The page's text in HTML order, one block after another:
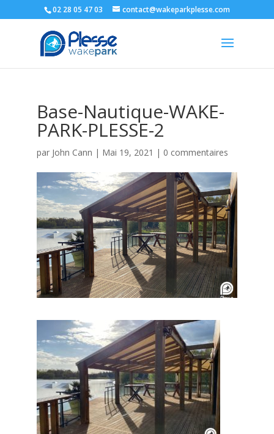
02 28 05 47 03 contact@wakeparkplesse.com
Base-Nautique-WAKE-
PARK-PLESSE-2
par John Cann | Mai 19, 2021 | 0 commentaires